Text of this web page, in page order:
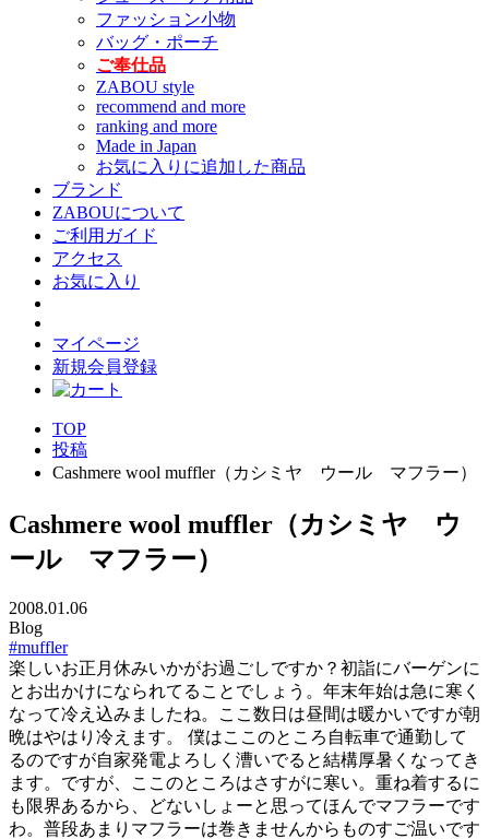
ファッション小物
バッグ・ポーチ
ご奉仕品
ZABOU style
recommend and more
ranking and more
Made in Japan
お気に入りに追加した商品
ブランド
ZABOUについて
ご利用ガイド
アクセス
お気に入り
マイページ
新規会員登録
TOP
投稿
Cashmere wool muffler（カシミヤ ウール マフラー）
Cashmere wool muffler（カシミヤ ウ
ール マフラー）
2008.01.06
Blog
#muffler
楽しいお正月休みいかがお過ごしですか？初詣にバーゲンに
とお出かけになられてることでしょう。年末年始は急に寒く
なって冷え込みましたね。ここ数日は昼間は暖かいですが朝
晩はやはり冷えます。 僕はここのところ自転車で通勤して
るのですが自家発電よろしく漕いでると結構厚暑くなってき
ます。ですが、ここのところはさすがに寒い。重ね着するに
も限界あるから、どないしょーと思ってほんでマフラーです
わ。普段あまりマフラーは巻きませんからものすご温いです